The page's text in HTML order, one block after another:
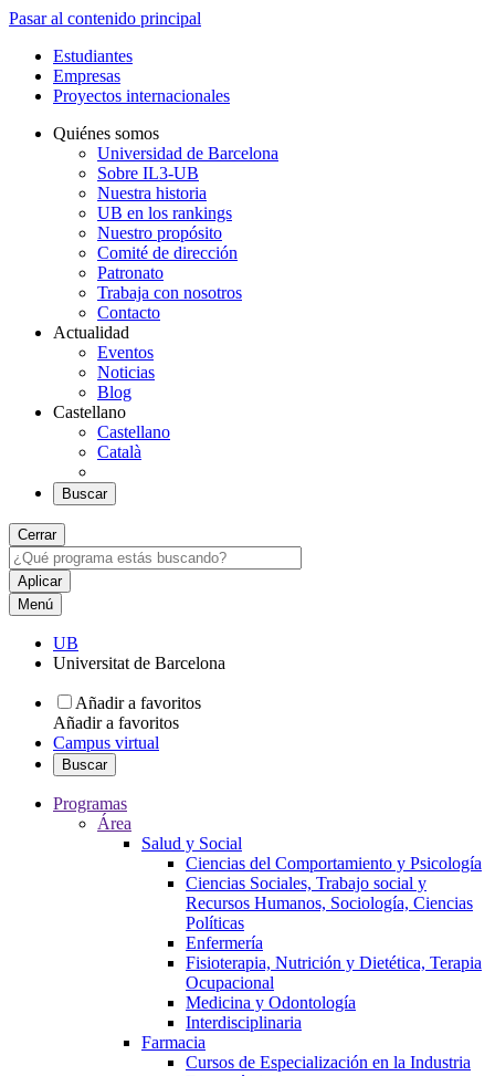
Pasar al contenido principal
Estudiantes
Empresas
Proyectos internacionales
Quiénes somos
Universidad de Barcelona
Sobre IL3-UB
Nuestra historia
UB en los rankings
Nuestro propósito
Comité de dirección
Patronato
Trabaja con nosotros
Contacto
Actualidad
Eventos
Noticias
Blog
Castellano
Castellano
Català
Buscar
Cerrar
Menú
UB
Universitat de Barcelona
Añadir a favoritos
Añadir a favoritos
Campus virtual
Buscar
Programas
Área
Salud y Social
Ciencias del Comportamiento y Psicología
Ciencias Sociales, Trabajo social y
Recursos Humanos, Sociología, Ciencias
Políticas
Enfermería
Fisioterapia, Nutrición y Dietética, Terapia
Ocupacional
Medicina y Odontología
Interdisciplinaria
Farmacia
Cursos de Especialización en la Industria